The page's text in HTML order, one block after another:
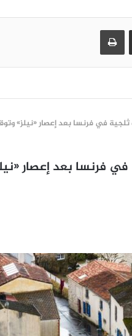
مشاركة عبر البريد طباعة